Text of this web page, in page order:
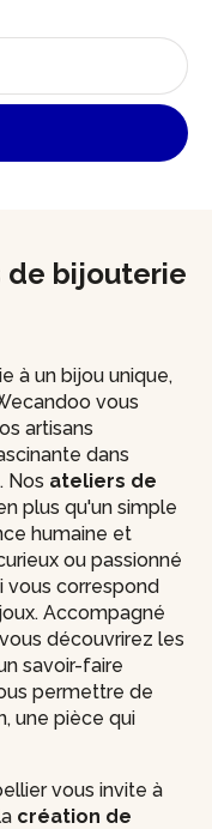
de bijouterie
à un bijou unique,
vous
artisans
dans
Nos ateliers de
plus qu'un simple
humaine et
ou passionné
vous correspond
Accompagné
découvrirez les
savoir-faire
permettre de
une pièce qui
vous invite à
création de